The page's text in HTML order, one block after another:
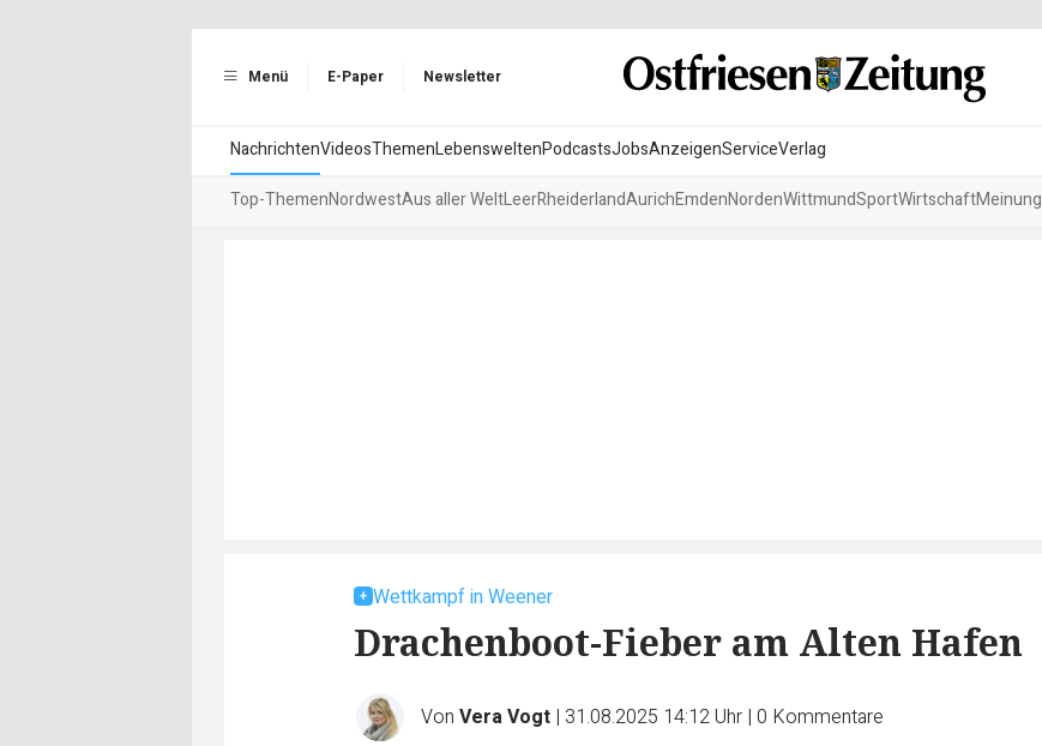
Menü E-Paper Newsletter
NachrichtenVideosThemenLebensweltenPodcastsJobsAnzeigenServiceVerlag
Top-ThemenNordwestAus aller WeltLeerRheiderlandAurichEmdenNordenWittmundSportWirtschaftMeinung
Wettkampf in Weener
Drachenboot-Fieber am Alten Hafen
Von Vera Vogt | 31.08.2025 14:12 Uhr | 0 Kommentare